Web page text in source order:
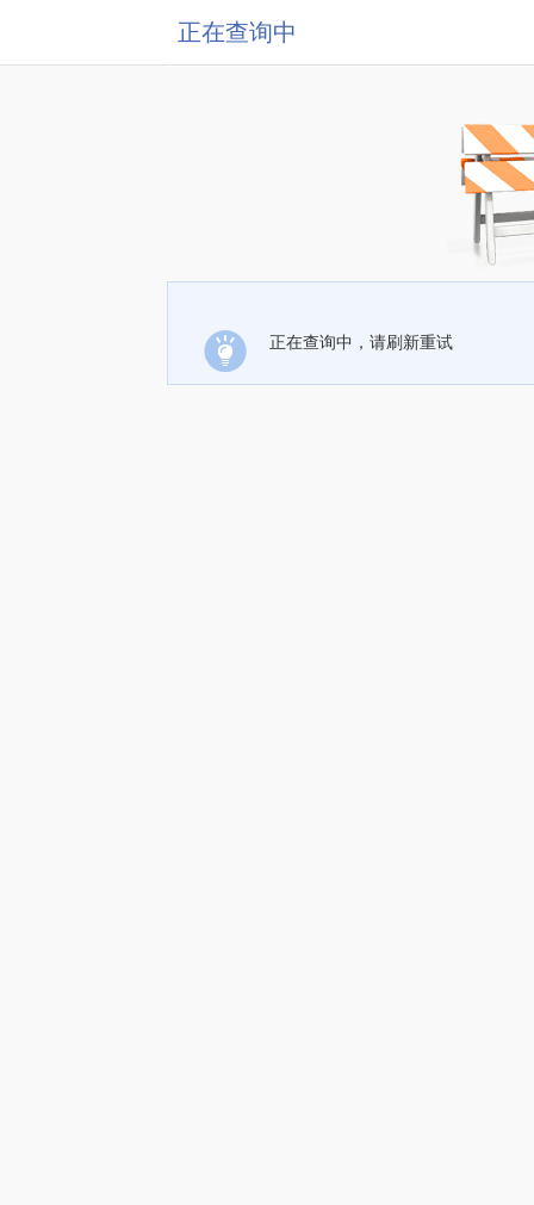
正在查询中
正在查询中，请刷新重试